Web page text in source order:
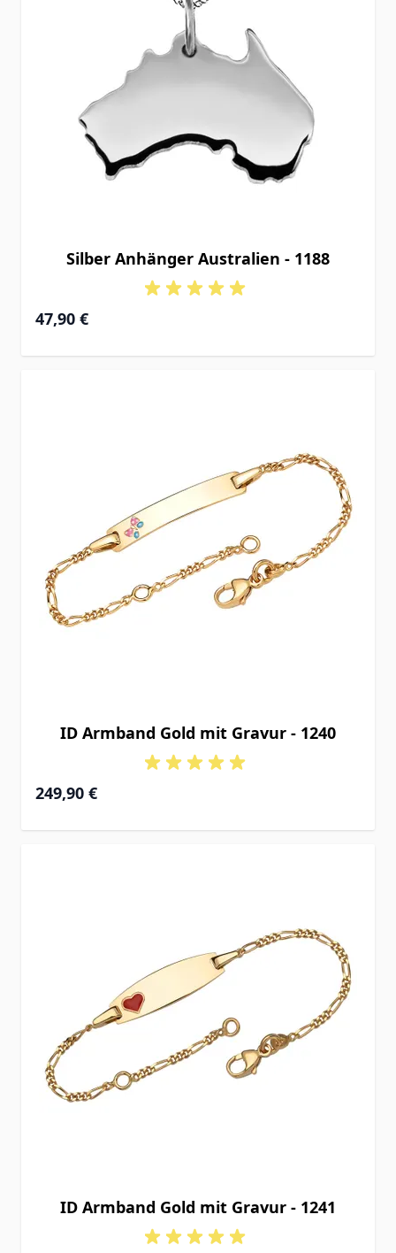
Silber Anhänger Australien - 1188
47,90 €
ID Armband Gold mit Gravur - 1240
Ab
249,90 €
ID Armband Gold mit Gravur - 1241